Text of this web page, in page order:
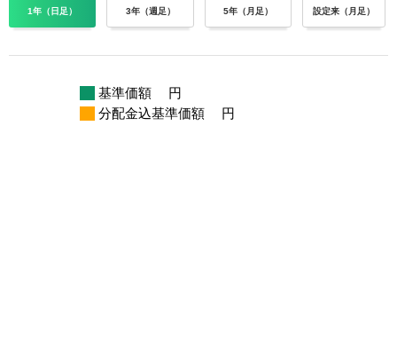
1年（日足） 3年（週足） 5年（月足） 設定来（月足）
基準価額
円
分配金込基準価額
円